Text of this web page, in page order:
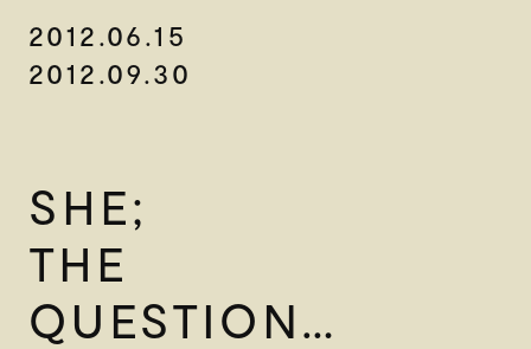
2012.06.15
2012.09.30
SHE;
THE
QUESTION…